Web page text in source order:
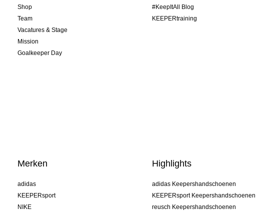
Shop
Team
Vacatures & Stage
Mission
Goalkeeper Day
#KeepItAll Blog
KEEPERtraining
Merken
adidas
KEEPERsport
NIKE
Highlights
adidas Keepershandschoenen
KEEPERsport Keepershandschoenen
reusch Keepershandschoenen